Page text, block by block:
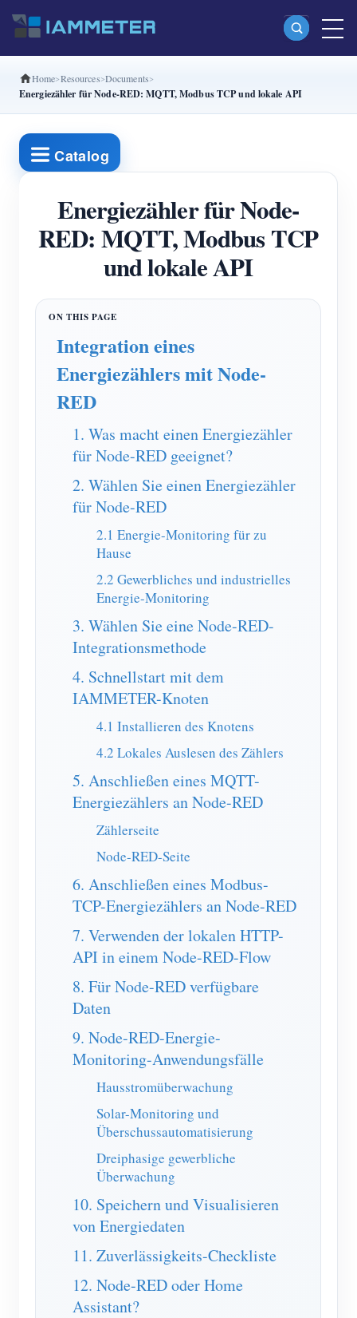
Produkte
Split-Phase-Wi-Fi-Energiezähler (WEM2067)
Dreiphasiger Wi-Fi-Energiezähler (WEM3046T)
Dreiphasiger Wi-Fi-Energiezähler (WEM3050T)
WiFi-Leistungsregler
IAMMETER Cloud Pro
IAMMETER Simulator
System für Energieprognose und Simulation
Anwendungen
Stromverbrauchsmonitor
PV-Heizungssteuerungssystem
Energieüberwachung für Fabriken
Ressourcen
Produkt-Schnellstart
Dokumentation
Tutorial-Video
FAQ
Nachrichten
Community
Mitwirkendenprogramm
Mitwirkenden-Center
IAMMETER Aktivitäten
App Store
Website erkunden
PV-Ranking
Lösungen
Kontakt
Über uns
Home Resources Documents
Energiezähler für Node-RED: MQTT, Modbus TCP und lokale API
Catalog
Energiezähler für Node-
RED: MQTT, Modbus TCP
und lokale API
Integration eines
Energiezählers mit Node-
RED
1. Was macht einen Energiezähler
für Node-RED geeignet?
2. Wählen Sie einen Energiezähler
für Node-RED
2.1 Energie-Monitoring für zu
Hause
2.2 Gewerbliches und industrielles
Energie-Monitoring
3. Wählen Sie eine Node-RED-
Integrationsmethode
4. Schnellstart mit dem
IAMMETER-Knoten
4.1 Installieren des Knotens
4.2 Lokales Auslesen des Zählers
5. Anschließen eines MQTT-
Energiezählers an Node-RED
Zählerseite
Node-RED-Seite
6. Anschließen eines Modbus-
TCP-Energiezählers an Node-RED
7. Verwenden der lokalen HTTP-
API in einem Node-RED-Flow
8. Für Node-RED verfügbare
Daten
9. Node-RED-Energie-
Monitoring-Anwendungsfälle
Hausstromüberwachung
Solar-Monitoring und
Überschussautomatisierung
Dreiphasige gewerbliche
Überwachung
10. Speichern und Visualisieren
von Energiedaten
11. Zuverlässigkeits-Checkliste
12. Node-RED oder Home
Assistant?